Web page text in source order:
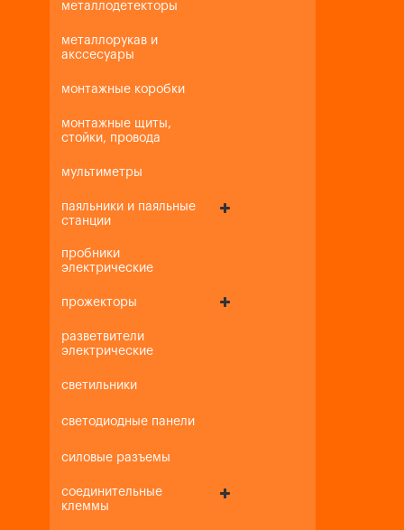
металлодетекторы
металлорукав и
акссесуары
монтажные коробки
монтажные щиты,
стойки, провода
мультиметры
паяльники и паяльные
станции
пробники
электрические
прожекторы
разветвители
электрические
светильники
светодиодные панели
силовые разъемы
соединительные
клеммы